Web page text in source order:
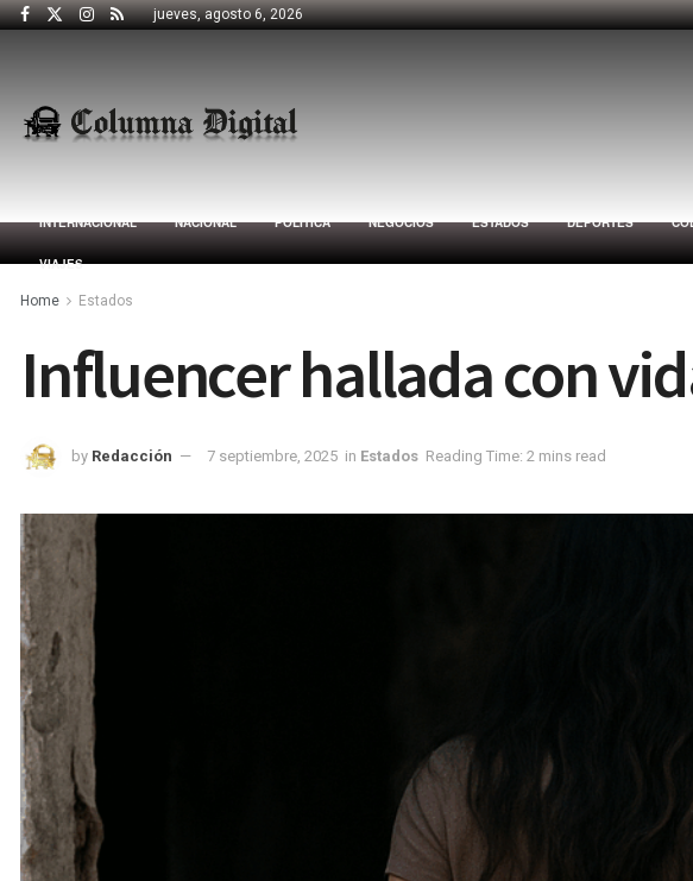
jueves, agosto 6, 2026
INTERNACIONAL NACIONAL POLÍTICA NEGOCIOS ESTADOS DEPORTES
VIAJES
Home Estados
Influencer hallada con
by Redacción 7 septiembre, 2025 in Estados Reading Time: 2 mins read